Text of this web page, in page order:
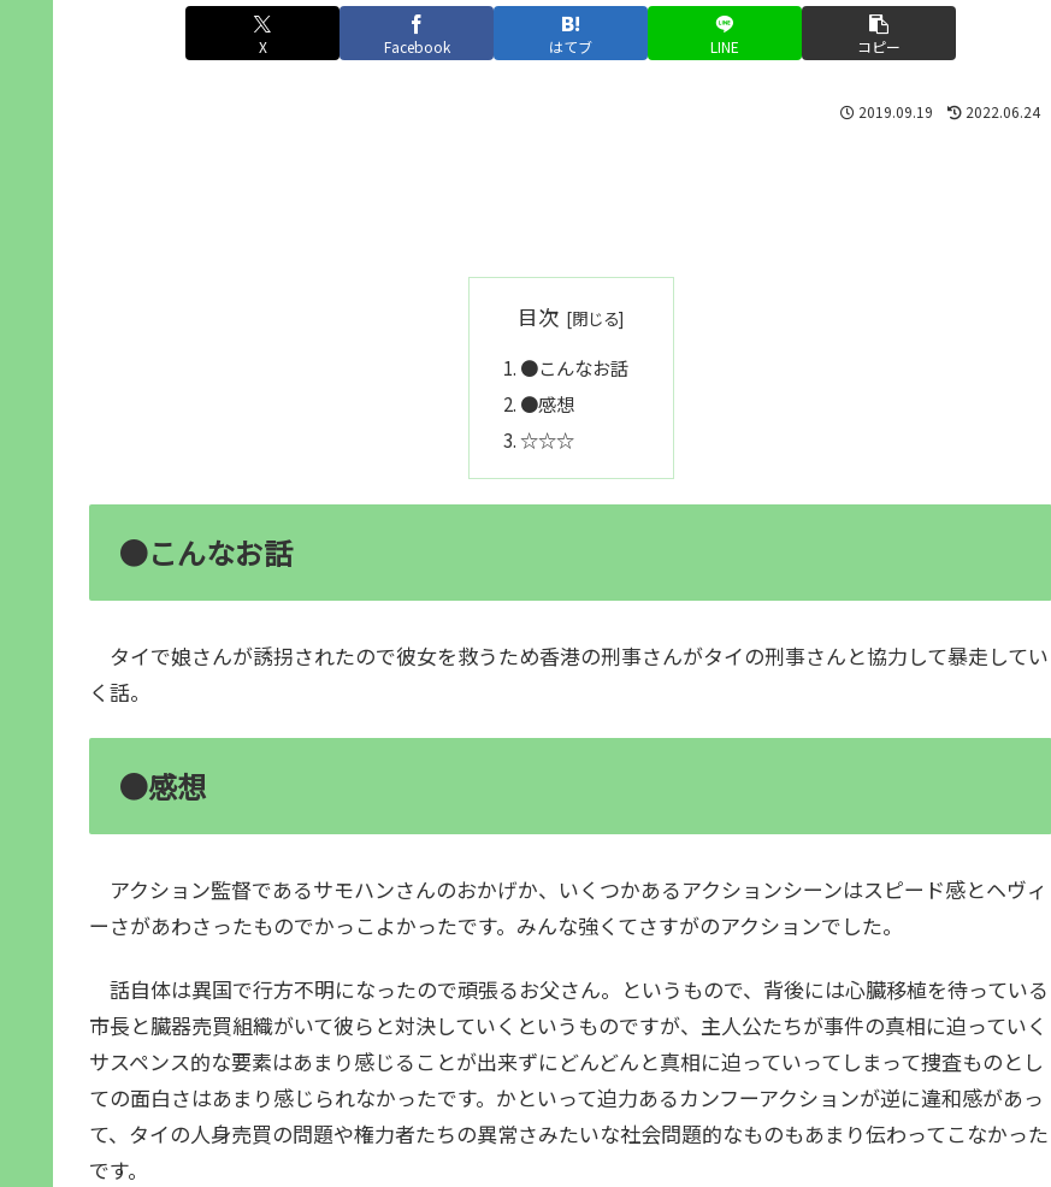
X Facebook はてブ LINE コピー
2019.09.19 2022.06.24
目次
●こんなお話
●感想
☆☆☆
●こんなお話
タイで娘さんが誘拐されたので彼女を救うため香港の刑事さんがタイの刑事さんと協力して暴走してい
く話。
●感想
アクション監督であるサモハンさんのおかげか、いくつかあるアクションシーンはスピード感とヘヴィ
ーさがあわさったものでかっこよかったです。みんな強くてさすがのアクションでした。
話自体は異国で行方不明になったので頑張るお父さん。というもので、背後には心臓移植を待っている
市長と臓器売買組織がいて彼らと対決していくというものですが、主人公たちが事件の真相に迫っていく
サスペンス的な要素はあまり感じることが出来ずにどんどんと真相に迫っていってしまって捜査ものとし
ての面白さはあまり感じられなかったです。かといって迫力あるカンフーアクションが逆に違和感があっ
て、タイの人身売買の問題や権力者たちの異常さみたいな社会問題的なものもあまり伝わってこなかった
です。